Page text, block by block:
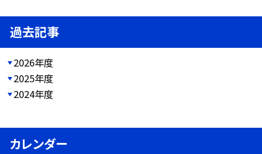
過去記事
2026年度
2025年度
2024年度
カレンダー